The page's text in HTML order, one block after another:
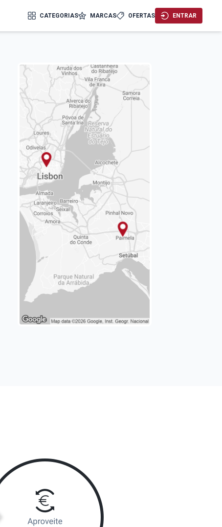
CATEGORIAS MARCAS OFERTAS ENTRAR